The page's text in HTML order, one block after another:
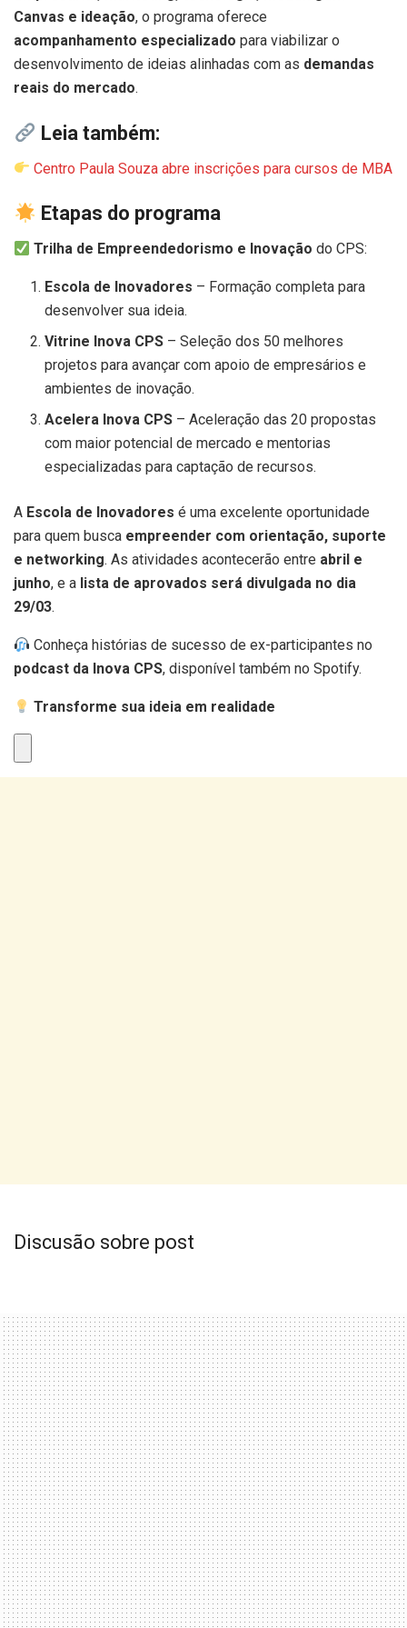
Canvas e ideação, o programa oferece
acompanhamento especializado para viabilizar o
desenvolvimento de ideias alinhadas com as demandas
reais do mercado.
Leia também:
Centro Paula Souza abre inscrições para cursos de MBA
Etapas do programa
Trilha de Empreendedorismo e Inovação do CPS:
Escola de Inovadores – Formação completa para
desenvolver sua ideia.
Vitrine Inova CPS – Seleção dos 50 melhores
projetos para avançar com apoio de empresários e
ambientes de inovação.
Acelera Inova CPS – Aceleração das 20 propostas
com maior potencial de mercado e mentorias
especializadas para captação de recursos.
A Escola de Inovadores é uma excelente oportunidade
para quem busca empreender com orientação, suporte
e networking. As atividades acontecerão entre abril e
junho, e a lista de aprovados será divulgada no dia
29/03.
Conheça histórias de sucesso de ex-participantes no
podcast da Inova CPS, disponível também no Spotify.
Transforme sua ideia em realidade
Discusão sobre post